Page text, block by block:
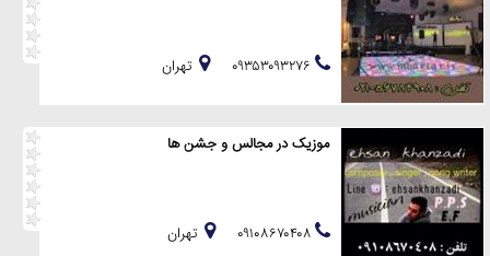
تهران
موزیک در مجالس و جشن ها
تهران